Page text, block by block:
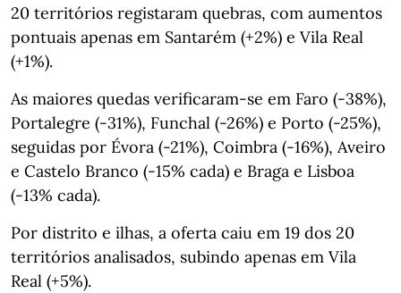
20 territórios registaram quebras, com aumentos
pontuais apenas em Santarém (+2%) e Vila Real
(+1%).
As maiores quedas verificaram‑se em Faro (-38%),
Portalegre (-31%), Funchal (-26%) e Porto (-25%),
seguidas por Évora (-21%), Coimbra (-16%), Aveiro
e Castelo Branco (-15% cada) e Braga e Lisboa
(-13% cada).
Por distrito e ilhas, a oferta caiu em 19 dos 20
territórios analisados, subindo apenas em Vila
Real (+5%).